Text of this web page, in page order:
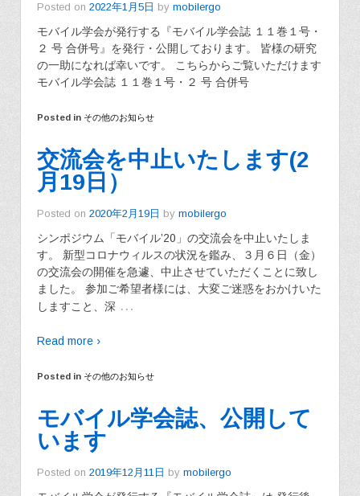
Posted on 2022年1月5日 by mobilergo
モバイル学会が発行する『モバイル学会誌 １１巻１号・
２ 号 合併号』を発行・公開しております。 皆様の研究
の一助になれば幸いです。 こちらからご覧いただけます
モバイル学会誌 １１巻１号・２ 号 合併号
Posted in その他のお知らせ
交流会を中止いたします(2
月19日）
Posted on 2020年2月19日 by mobilergo
シンポジウム「モバイル’20」の交流会を中止いたしま
す。 新型コロナウィルスの状況を鑑み、３月６日（金）
の交流会の開催を急遽、中止させていただくことに致し
ました。 参加ご希望者様には、大変ご迷惑をおかけいた
しますこと、深 …
Read more ›
Posted in その他のお知らせ
モバイル学会誌、公開して
います
Posted on 2019年12月11日 by mobilergo